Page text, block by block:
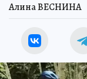
Алина ВЕСНИНА